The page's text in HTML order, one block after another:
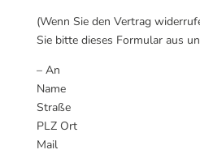
(Wenn Sie den Vertrag
Sie bitte dieses Formular aus
– An
Name
Straße
PLZ Ort
Mail